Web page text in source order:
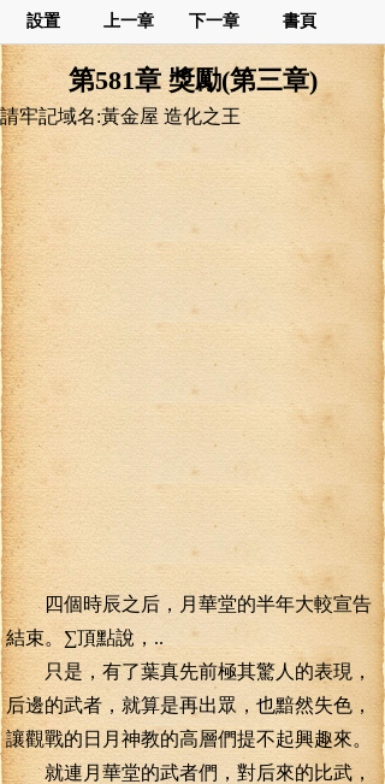
設置 上一章 下一章 書頁
第581章 獎勵(第三章)
請牢記域名:黃金屋 造化之王
四個時辰之后，月華堂的半年大較宣告
結束。∑頂點說，..
只是，有了葉真先前極其驚人的表現，
后邊的武者，就算是再出眾，也黯然失色，
讓觀戰的日月神教的高層們提不起興趣來。
就連月華堂的武者們，對后來的比武，